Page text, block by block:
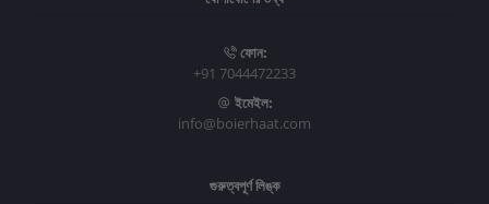
ফোন:
+91 7044472233
ইমেইল:
info@boierhaat.com
গুরুত্বপূর্ণ লিঙ্ক